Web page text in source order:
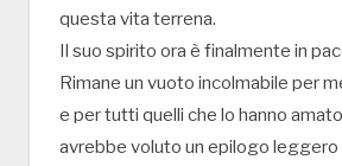
questa vita terrena.
Il suo spirito ora è finalmente in
Rimane un vuoto incolmabile per
e per tutti quelli che lo hanno
avrebbe voluto un epilogo leggero